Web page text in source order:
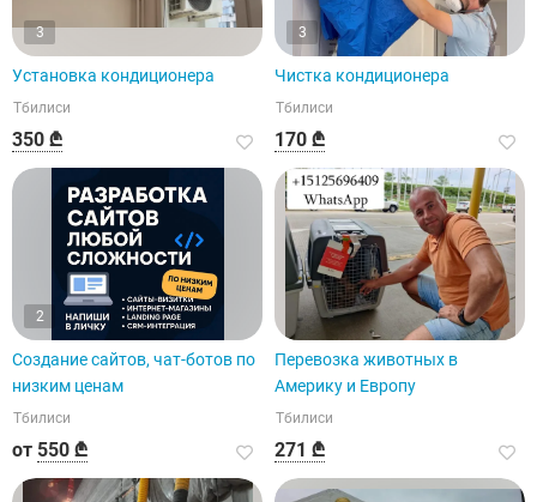
3
Установка кондиционера
Тбилиси
350 ₾
3
Чистка кондиционера
Тбилиси
170 ₾
2
Создание сайтов, чат-ботов по
низким ценам
Тбилиси
от 550 ₾
Перевозка животных в
Америку и Европу
Тбилиси
271 ₾